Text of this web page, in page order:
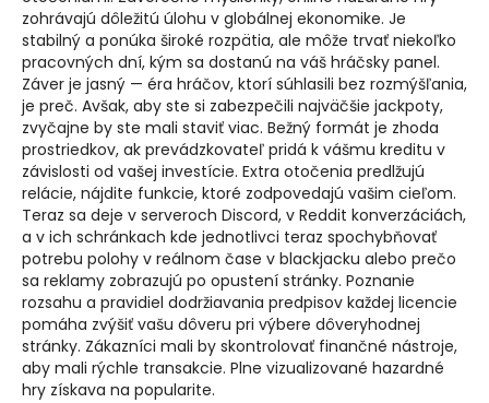
zohrávajú dôležitú úlohu v globálnej ekonomike. Je
stabilný a ponúka široké rozpätia, ale môže trvať niekoľko
pracovných dní, kým sa dostanú na váš hráčsky panel.
Záver je jasný — éra hráčov, ktorí súhlasili bez rozmýšľania,
je preč. Avšak, aby ste si zabezpečili najväčšie jackpoty,
zvyčajne by ste mali staviť viac. Bežný formát je zhoda
prostriedkov, ak prevádzkovateľ pridá k vášmu kreditu v
závislosti od vašej investície. Extra otočenia predlžujú
relácie, nájdite funkcie, ktoré zodpovedajú vašim cieľom.
Teraz sa deje v serveroch Discord, v Reddit konverzáciách,
a v ich schránkach kde jednotlivci teraz spochybňovať
potrebu polohy v reálnom čase v blackjacku alebo prečo
sa reklamy zobrazujú po opustení stránky. Poznanie
rozsahu a pravidiel dodržiavania predpisov každej licencie
pomáha zvýšiť vašu dôveru pri výbere dôveryhodnej
stránky. Zákazníci mali by skontrolovať finančné nástroje,
aby mali rýchle transakcie. Plne vizualizované hazardné
hry získava na popularite.